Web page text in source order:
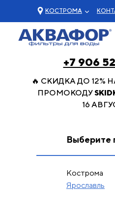
+7 906
КОСТРОМА
🔥 СКИДКА ДО 12%
ПРОМОКОДУ
16
Кострома
Ярославль
Выберите